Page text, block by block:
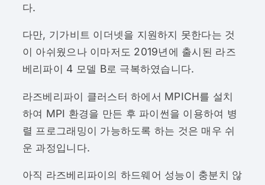
다.
다만, 기가비트 이더넷을 지원하지 못한다는 것
이 아쉬웠으나 이마저도 2019년에 출시된 라즈
베리파이 4 모델 B로 극복하였습니다.
라즈베리파이 클러스터 하에서 MPICH를 설치
하여 MPI 환경을 만든 후 파이썬을 이용하여 병
렬 프로그래밍이 가능하도록 하는 것은 매우 쉬
운 과정입니다.
아직 라즈베리파이의 하드웨어 성능이 충분치 않